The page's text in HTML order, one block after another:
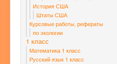
История США
Штаты США
Курсовые работы, рефераты
по экологии
1 класс
Математика 1 класс
Русский язык 1 класс